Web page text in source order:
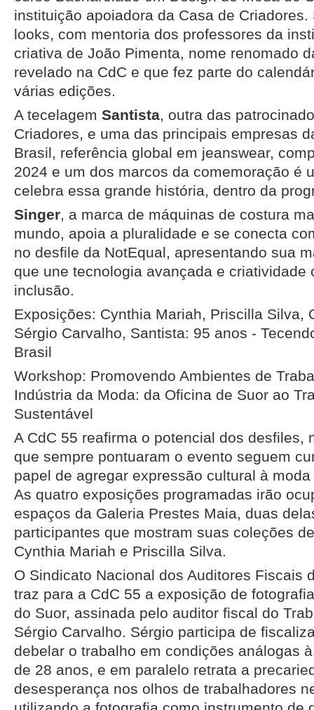
instituição apoiadora da Casa de
looks, com mentoria dos professores da
criativa de João Pimenta, nome renomado
revelado na CdC e que fez parte do
várias edições.
A tecelagem Santista, outra das
Criadores, e uma das principais empresas
Brasil, referência global em jeanswear,
2024 e um dos marcos da comemoração é
celebra essa grande história, dentro da
Singer, a marca de máquinas de costura
mundo, apoia a pluralidade e se conecta
no desfile da NotEqual, apresentando sua
que une tecnologia avançada e criatividade
inclusão.
Exposições: Cynthia Mariah, Priscilla Silva,
Sérgio Carvalho, Santista: 95 anos -
Brasil
Workshop: Promovendo Ambientes de
Indústria da Moda: da Oficina de Suor ao
Sustentável
A CdC 55 reafirma o potencial dos desfiles,
que sempre pontuaram o evento seguem
papel de agregar expressão cultural à
As quatro exposições programadas irão
espaços da Galeria Prestes Maia, duas
participantes que mostram suas coleções
Cynthia Mariah e Priscilla Silva.
O Sindicato Nacional dos Auditores Fiscais
traz para a CdC 55 a exposição de
do Suor, assinada pelo auditor fiscal do
Sérgio Carvalho. Sérgio participa de
debelar o trabalho em condições análogas
de 28 anos, e em paralelo retrata a
desesperança nos olhos de trabalhadores